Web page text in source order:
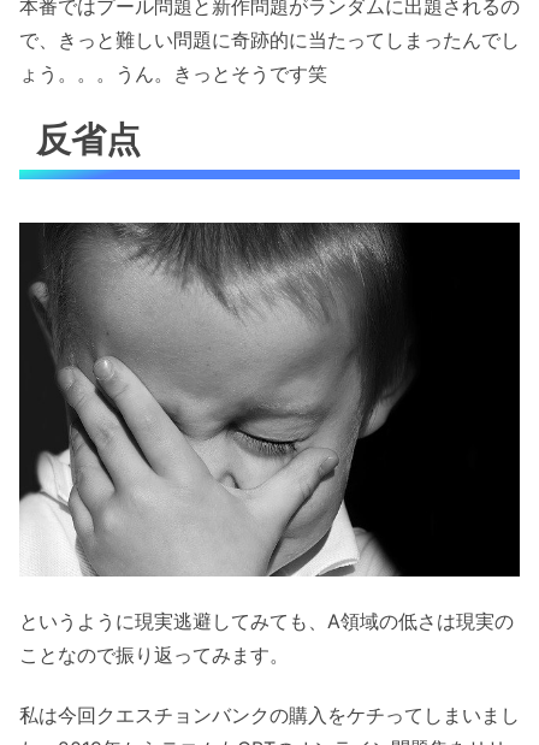
本番ではプール問題と新作問題がランダムに出題されるの
で、きっと難しい問題に奇跡的に当たってしまったんでし
ょう。。。うん。きっとそうです笑
反省点
というように現実逃避してみても、A領域の低さは現実の
ことなので振り返ってみます。
私は今回クエスチョンバンクの購入をケチってしまいまし